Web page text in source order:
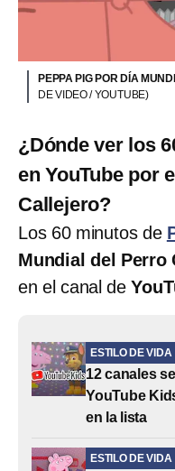
PEPPA PIG POR DÍA
DE VIDEO / YOUTUBE)
¿Dónde ver los
en YouTube por
Callejero?
Los 60 minutos de
Mundial del Perro
en el canal de
ESTILO DE VIDA
12 canales
YouTube
en la lista
ESTILO DE VIDA